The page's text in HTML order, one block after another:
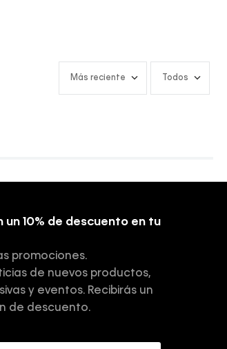
Más reciente Todos
10% de descuento en tu
promociones.
de nuevos productos,
y eventos. Recibirás un
de descuento.